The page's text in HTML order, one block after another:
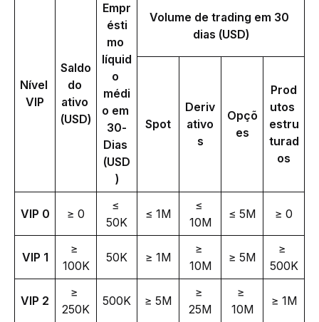
Nível
VIP
Saldo
do
ativo
(USD)
Empr
ésti
mo
líquid
o
médi
o em
30-
Dias
(USD
)
Volume de trading em 30
dias (USD)
Spot
Deriv
ativo
s
Opçõ
es
Prod
utos
estru
turad
os
VIP 0 ≥ 0
≤
50K
≤ 1M
≤
10M
≤ 5M ≥ 0
VIP 1
≥
100K
50K ≥ 1M
≥
10M
≥ 5M
≥
500K
VIP 2
≥
250K
500K ≥ 5M
≥
25M
≥
10M
≥ 1M